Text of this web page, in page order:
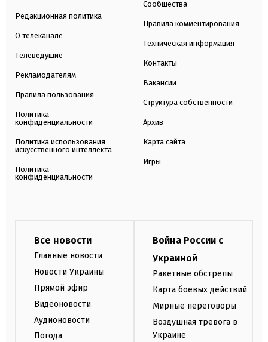
Редакционная политика
О телеканале
Телеведущие
Рекламодателям
Правила пользования
Политика
конфиденциальности
Политика использования
искусственного интеллекта
Политика
конфиденциальности
Сообщества
Правила комментирования
Техническая информация
Контакты
Вакансии
Структура собственности
Архив
Карта сайта
Игры
Все новости
Главные новости
Новости Украины
Прямой эфир
Видеоновости
Аудионовости
Погода
Война России с
Украиной
Ракетные обстрелы
Карта боевых действий
Мирные переговоры
Воздушная тревога в
Украине